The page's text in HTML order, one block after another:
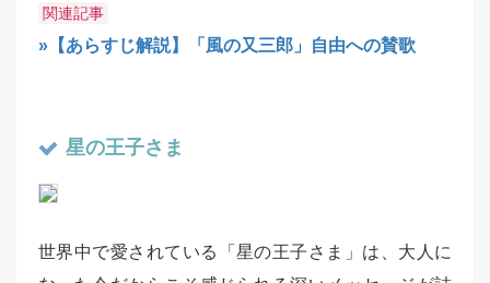
関連記事
»【あらすじ解説】「風の又三郎」自由への賛歌
星の王子さま
世界中で愛されている「星の王子さま」は、大人に